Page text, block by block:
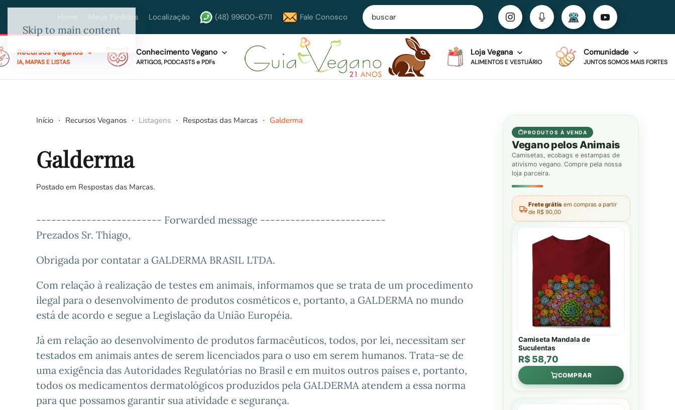
Skip to main content
Home Meus Pedidos Localização (48) 99600-6711 Fale Conosco
Recursos Veganos
IA, MAPAS E LISTAS
Conhecimento Vegano
ARTIGOS, PODCASTS e PDFs
Loja Vegana
ALIMENTOS E VESTUÁRIO
Comunidade
JUNTOS SOMOS MAIS FORTES
Início Recursos Veganos Listagens Respostas das Marcas Galderma
Galderma
Postado em Respostas das Marcas.
------------------------- Forwarded message -------------------------
Prezados Sr. Thiago,
Obrigada por contatar a GALDERMA BRASIL LTDA.
Com relação à realização de testes em animais, informamos que se trata de um procedimento
ilegal para o desenvolvimento de produtos cosméticos e, portanto, a GALDERMA no mundo
está de acordo e segue a Legislação da União Européia.
Já em relação ao desenvolvimento de produtos farmacêuticos, todos, por lei, necessitam ser
testados em animais antes de serem licenciados para o uso em serem humanos. Trata-se de
uma exigência das Autoridades Regulatórias no Brasil e em muitos outros países e, portanto,
todos os medicamentos dermatológicos produzidos pela GALDERMA atendem a essa norma
para que possamos garantir sua atividade e segurança.
PRODUTOS À VENDA
Vegano pelos Animais
Camisetas, ecobags e estampas de
ativismo vegano. Compre pela nossa
loja parceira.
Frete grátis em compras a partir
de R$ 90,00
Camiseta Mandala de
Suculentas
R$ 58,70
COMPRAR